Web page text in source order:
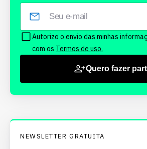
Autorizo o envio das minhas
com os Termos de uso.
Quero fazer
NEWSLETTER GRATUITA